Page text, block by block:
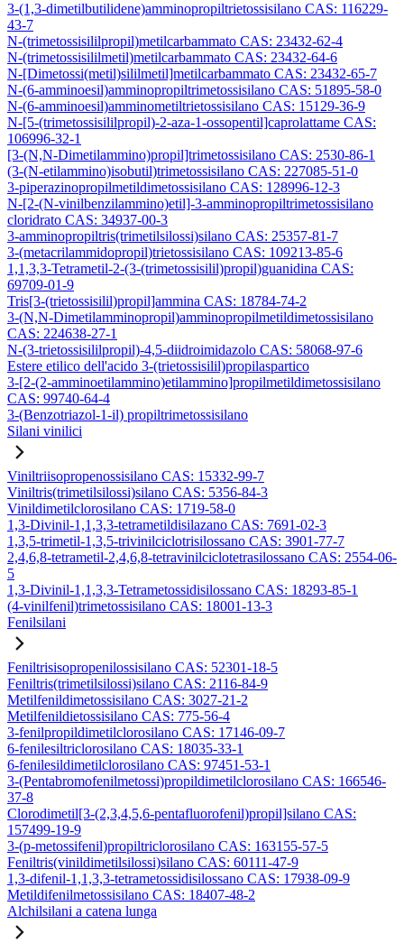
3-(1,3-dimetilbutilidene)amminopropiltrietossisilano CAS: 116229-
43-7
N-(trimetossisililpropil)metilcarbammato CAS: 23432-62-4
N-(trimetossisililmetil)metilcarbammato CAS: 23432-64-6
N-[Dimetossi(metil)sililmetil]metilcarbammato CAS: 23432-65-7
N-(6-amminoesil)amminopropiltrimetossisilano CAS: 51895-58-0
N-(6-amminoesil)amminometiltrietossisilano CAS: 15129-36-9
N-[5-(trimetossisililpropil)-2-aza-1-ossopentil]caprolattame CAS:
106996-32-1
[3-(N,N-Dimetilammino)propil]trimetossisilano CAS: 2530-86-1
(3-(N-etilammino)isobutil)trimetossisilano CAS: 227085-51-0
3-piperazinopropilmetildimetossisilano CAS: 128996-12-3
N-[2-(N-vinilbenzilammino)etil]-3-amminopropiltrimetossisilano
cloridrato CAS: 34937-00-3
3-amminopropiltris(trimetilsilossi)silano CAS: 25357-81-7
3-(metacrilammidopropil)trietossisilano CAS: 109213-85-6
1,1,3,3-Tetrametil-2-(3-(trimetossisilil)propil)guanidina CAS:
69709-01-9
Tris[3-(trietossisilil)propil]ammina CAS: 18784-74-2
3-(N,N-Dimetilamminopropil)amminopropilmetildimetossisilano
CAS: 224638-27-1
N-(3-trietossisililpropil)-4,5-diidroimidazolo CAS: 58068-97-6
Estere etilico dell'acido 3-(trietossisilil)propilaspartico
3-[2-(2-amminoetilammino)etilammino]propilmetildimetossisilano
CAS: 99740-64-4
3-(Benzotriazol-1-il) propiltrimetossisilano
Silani vinilici
Viniltriisopropenossisilano CAS: 15332-99-7
Viniltris(trimetilsilossi)silano CAS: 5356-84-3
Vinildimetilclorosilano CAS: 1719-58-0
1,3-Divinil-1,1,3,3-tetrametildisilazano CAS: 7691-02-3
1,3,5-trimetil-1,3,5-trivinilciclotrisilossano CAS: 3901-77-7
2,4,6,8-tetrametil-2,4,6,8-tetravinilciclotetrasilossano CAS: 2554-06-
5
1,3-Divinil-1,1,3,3-Tetrametossidisilossano CAS: 18293-85-1
(4-vinilfenil)trimetossisilano CAS: 18001-13-3
Fenilsilani
Feniltrisisopropenilossisilano CAS: 52301-18-5
Feniltris(trimetilsilossi)silano CAS: 2116-84-9
Metilfenildimetossisilano CAS: 3027-21-2
Metilfenildietossisilano CAS: 775-56-4
3-fenilpropildimetilclorosilano CAS: 17146-09-7
6-fenilesiltriclorosilano CAS: 18035-33-1
6-fenilesildimetilclorosilano CAS: 97451-53-1
3-(Pentabromofenilmetossi)propildimetilclorosilano CAS: 166546-
37-8
Clorodimetil[3-(2,3,4,5,6-pentafluorofenil)propil]silano CAS:
157499-19-9
3-(p-metossifenil)propiltriclorosilano CAS: 163155-57-5
Feniltris(vinildimetilsilossi)silano CAS: 60111-47-9
1,3-difenil-1,1,3,3-tetrametossidisilossano CAS: 17938-09-9
Metildifenilmetossisilano CAS: 18407-48-2
Alchilsilani a catena lunga